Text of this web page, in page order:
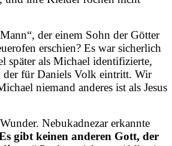
der einem Sohn der Götter
erschien? Es war sicherlich
später als Michael identifizierte,
der für Daniels Volk eintritt. Wir
niemand anderes ist als Jesus
Nebukadnezar erkannte
gibt keinen anderen Gott, der